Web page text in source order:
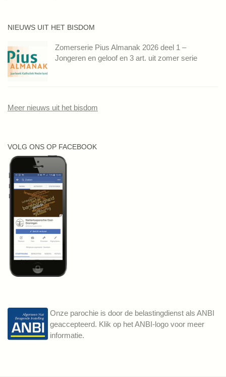
NIEUWS UIT HET BISDOM
Zomerserie Pius Almanak 2026 deel 1 –
Jongeren en geloof en 3 art. uit zomer serie
Meer nieuws uit het bisdom
VOLG ONS OP FACEBOOK
Onze parochie is door de belastingdienst als ANBI
geaccepteerd. Klik op het ANBI-logo voor meer
informatie.